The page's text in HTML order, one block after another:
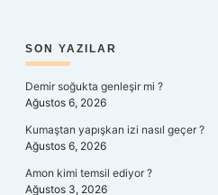
SIDEBAR
SON YAZILAR
Demir soğukta genleşir mi ?
Ağustos 6, 2026
Kumaştan yapışkan izi nasıl geçer ?
Ağustos 6, 2026
Amon kimi temsil ediyor ?
Ağustos 3, 2026